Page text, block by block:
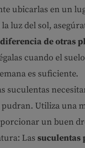
ubicarlas en un
luz del sol,
diferencia de otras
cuando el
es suficiente.
suculentas
pudran. Utiliza una
un buen
Las suculentas